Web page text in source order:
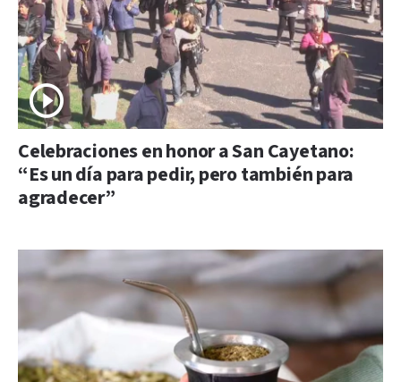
Celebraciones en honor a San Cayetano:
“Es un día para pedir, pero también para
agradecer”